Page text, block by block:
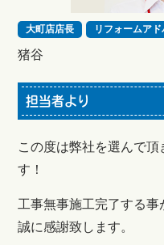
大町店店長 リフォームア
猪谷
担当者より
この度は弊社を選んで頂
す！
工事無事施工完了する
誠に感謝致します。